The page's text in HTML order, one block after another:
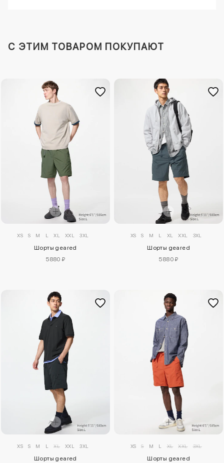
C ЭТИМ ТОВАРОМ ПОКУПАЮТ
XS S M L XL XXL 3XL
Шорты geared
5880 ₽
XS S M L XL XXL 3XL
Шорты geared
5880 ₽
XS S M L XL XXL 3XL
Шорты geared
XS S M L XL XXL 3XL
Шорты geared